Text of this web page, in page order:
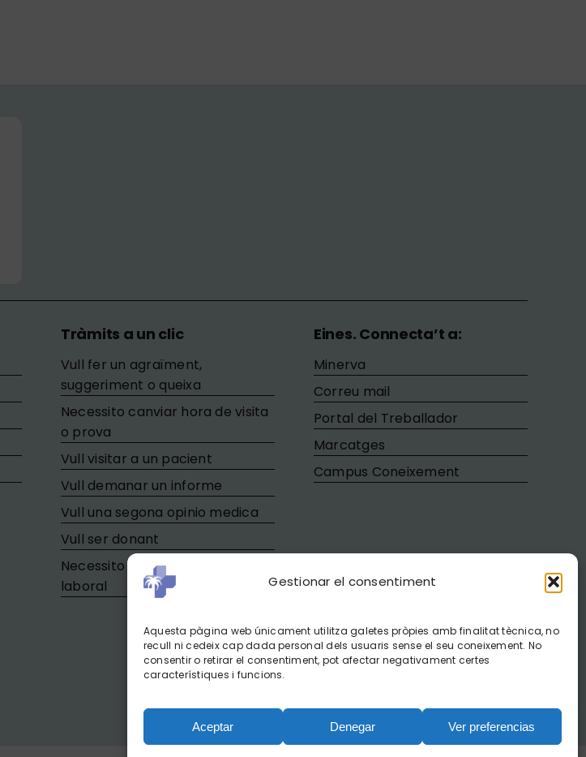
Gestionar el consentiment
Aquesta pàgina web únicament utilitza galetes pròpies amb finalitat tècnica, no
recull ni cedeix cap dada personal dels usuaris sense el seu coneixement. No
consentir o retirar el consentiment, pot afectar negativament certes
característiques i funcions.
Aceptar Denegar Ver preferencias
Tràmits a un clic
Vull fer un agraïment,
suggeriment o queixa
Necessito canviar hora de visita
o prova
Vull visitar a un pacient
Vull demanar un informe
Vull una segona opinio medica
Vull ser donant
Necessito tramitar la baixa
laboral
Eines. Connecta’t a:
Minerva
Correu mail
Portal del Treballador
Marcatges
Campus Coneixement